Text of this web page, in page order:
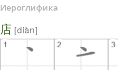
Иероглифика
店 diàn